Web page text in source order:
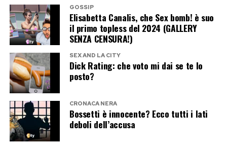
presenza scenica capace di attraversare le
generazioni. Lontana dagli eccessi dello star
system, Priscilla Presley continua a
rappresentare uno dei volti più iconici della
storia dello spettacolo americano, dimostrando
che il tempo può cambiare le epoche, ma non il
fascino delle vere leggende.
Post Views:
GOSSIP
Elisabetta Canalis, che Sex bomb! è suo
il primo topless del 2024 (GALLERY
SENZA CENSURA!)
SEX AND LA CITY
Dick Rating: che voto mi dai se te lo
posto?
CRONACA NERA
Bossetti è innocente? Ecco tutti i lati
deboli dell’accusa